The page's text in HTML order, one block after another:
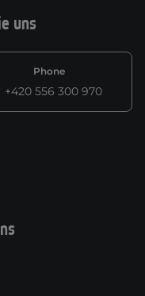
uns
Phone
+420 556 300 970